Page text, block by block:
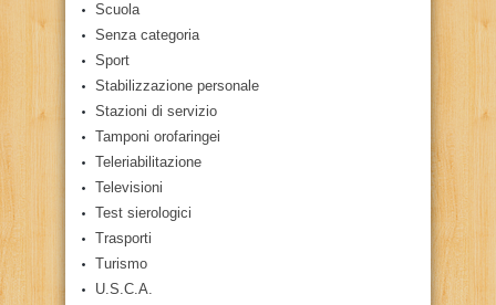
Scuola
Senza categoria
Sport
Stabilizzazione personale
Stazioni di servizio
Tamponi orofaringei
Teleriabilitazione
Televisioni
Test sierologici
Trasporti
Turismo
U.S.C.A.